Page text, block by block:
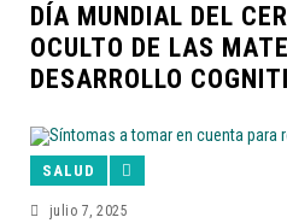
DÍA MUNDIAL DEL
OCULTO DE LAS
DESARROLLO
SALUD
julio 7, 2025